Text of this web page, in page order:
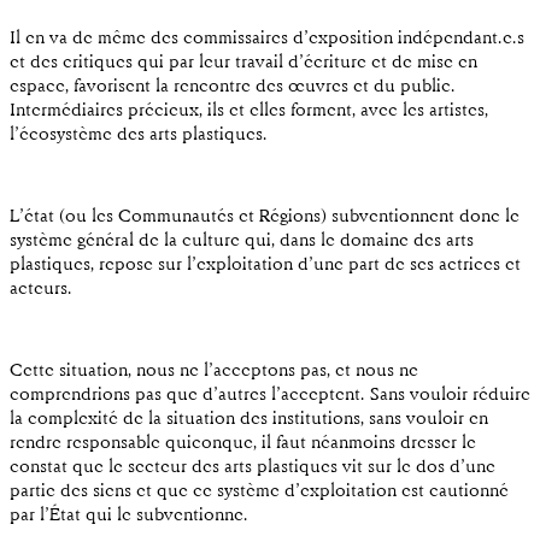
Il en va de même des commissaires d’exposition indépendant.e.s
et des critiques qui par leur travail d’écriture et de mise en
espace, favorisent la rencontre des œuvres et du public.
Intermédiaires précieux, ils et elles forment, avec les artistes,
l’écosystème des arts plastiques.
L’état (ou les Communautés et Régions) subventionnent donc le
système général de la culture qui, dans le domaine des arts
plastiques, repose sur l’exploitation d’une part de ses actrices et
acteurs.
Cette situation, nous ne l’acceptons pas, et nous ne
comprendrions pas que d’autres l’acceptent. Sans vouloir réduire
la complexité de la situation des institutions, sans vouloir en
rendre responsable quiconque, il faut néanmoins dresser le
constat que le secteur des arts plastiques vit sur le dos d’une
partie des siens et que ce système d’exploitation est cautionné
par l’État qui le subventionne.